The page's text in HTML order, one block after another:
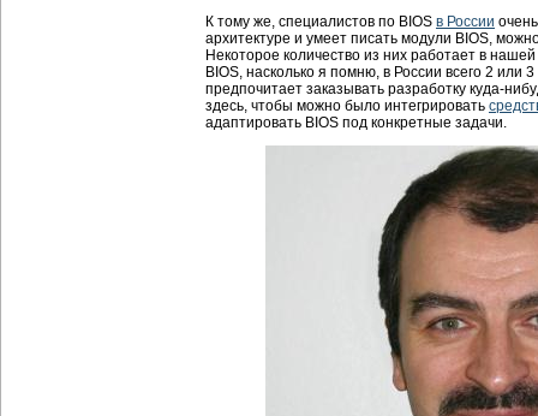
К тому же, специалистов по BIOS в России
архитектуре и умеет писать модули BIOS,
Некоторое количество из них работает в
BIOS, насколько я помню, в России всего 2 или
предпочитает заказывать разработку куда-
здесь, чтобы можно было интегрировать
адаптировать BIOS под конкретные задачи.